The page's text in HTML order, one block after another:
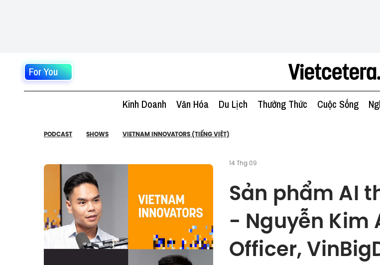
For You
Kinh Doanh Văn Hóa Du Lịch Thưởng Thức Cuộc Sống
PODCAST SHOWS VIETNAM INNOVATORS (TIẾNG VIỆT)
14 Thg 09
Sản phẩm AI
- Nguyễn Kim
Officer,